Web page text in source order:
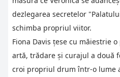
dezlegarea secretelor
schimba propriul viitor.
Fiona Davis țese cu măiestrie
artă, trădare și curajul a două
croi propriul drum într-o lume